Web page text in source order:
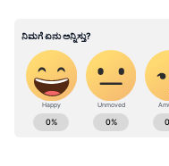
ABOUT THE AUTHOR